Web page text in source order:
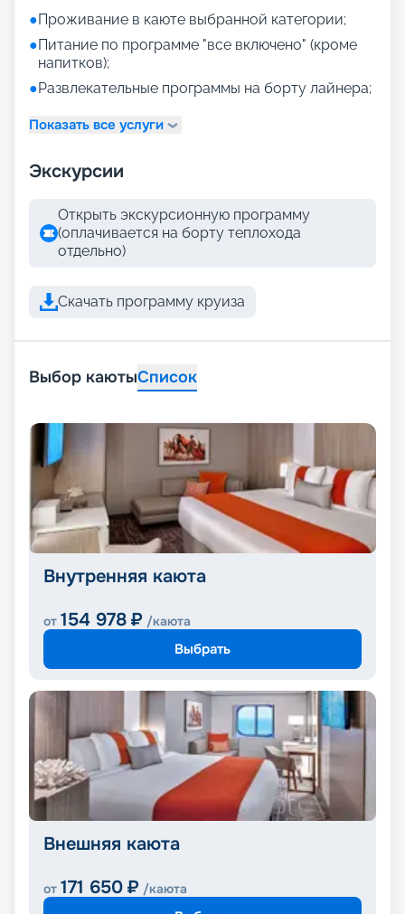
●Проживание в каюте выбранной категории;
●Питание по программе "все включено" (кроме
напитков);
●Развлекательные программы на борту лайнера;
Показать все услуги
Экскурсии
Открыть экскурсионную программу
(оплачивается на борту теплохода
отдельно)
Скачать программу круиза
Выбор каютыСписок
Внутренняя каюта
от 154 978 ₽ /каюта
Выбрать
Внешняя каюта
от 171 650 ₽ /каюта